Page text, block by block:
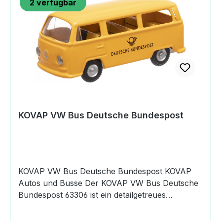
2 verfügbar
KOVAP VW Bus Deutsche Bundespost
KOVAP VW Bus Deutsche Bundespost KOVAP
Autos und Busse Der KOVAP VW Bus Deutsche
Bundespost 63306 ist ein detailgetreues